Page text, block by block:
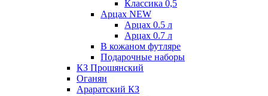
Классика 0,5
Арцах NEW
Арцах 0.5 л
Арцах 0.7 л
В кожаном футляре
Подарочные наборы
КЗ Прошянский
Оганян
Араратский КЗ